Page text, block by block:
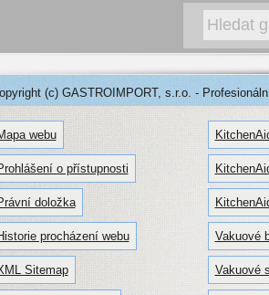
(c) GASTROIMPORT, s.r.o. -
webu
o přístupnosti
doložka
procházení webu
Sitemap
Vakuové
Vakuové